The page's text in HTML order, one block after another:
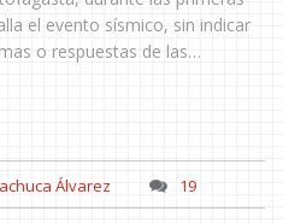
el evento sísmico, sin indicar
o respuestas de las
Álvarez 19